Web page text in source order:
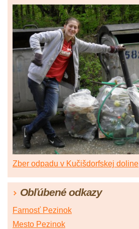
Zber odpadu v Kučišdorfskej doline
Obľúbené odkazy
Farnosť Pezinok
Mesto Pezinok